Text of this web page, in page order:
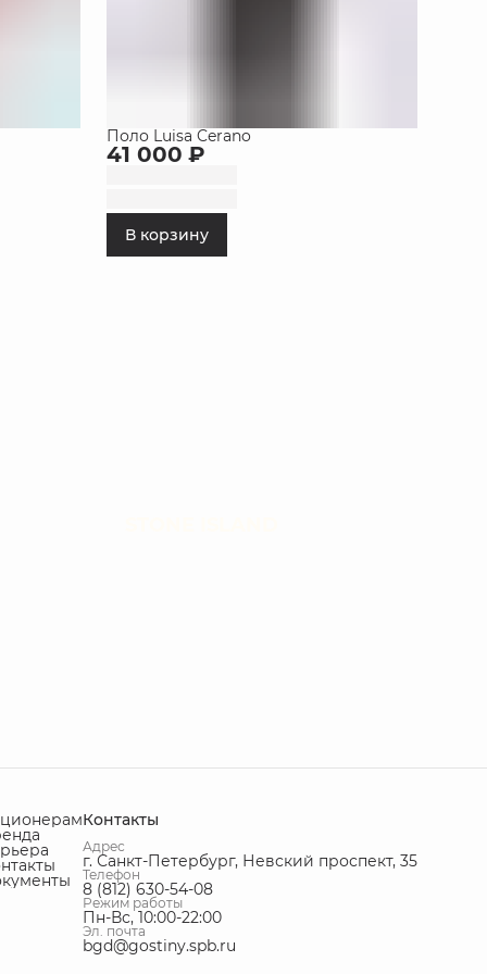
Поло Luisa Cerano
41 000 ₽
В корзину
Контакты
Адрес
г. Санкт-Петербург, Невский проспект, 35
Телефон
8 (812) 630-54-08
Режим работы
Пн-Вс, 10:00-22:00
Эл. почта
bgd@gostiny.spb.ru